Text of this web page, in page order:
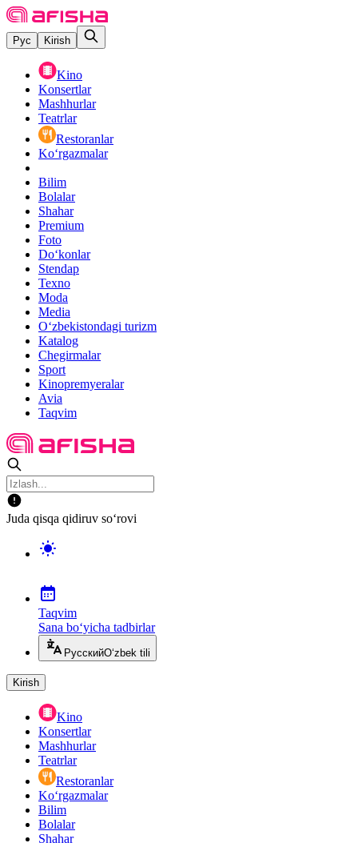
Рус Kirish
Kino
Konsertlar
Mashhurlar
Teatrlar
Restoranlar
Ko‘rgazmalar
Bilim
Bolalar
Shahar
Premium
Foto
Do‘konlar
Stendap
Texno
Moda
Media
O‘zbekistondagi turizm
Katalog
Chegirmalar
Sport
Kinopremyeralar
Avia
Taqvim
Juda qisqa qidiruv so‘rovi
Taqvim
Sana bo‘yicha tadbirlar
РусскийO‘zbek tili
Kirish
Kino
Konsertlar
Mashhurlar
Teatrlar
Restoranlar
Ko‘rgazmalar
Bilim
Bolalar
Shahar